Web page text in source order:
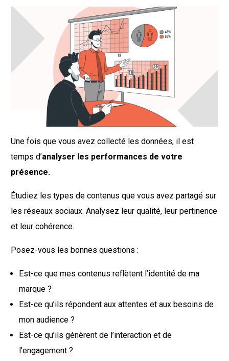
Une fois que vous avez collecté les données, il est
temps d’analyser les performances de votre
présence.
Étudiez les types de contenus que vous avez partagé sur
les réseaux sociaux. Analysez leur qualité, leur pertinence
et leur cohérence.
Posez-vous les bonnes questions :
Est-ce que mes contenus reflètent l’identité de ma
marque ?
Est-ce qu’ils répondent aux attentes et aux besoins de
mon audience ?
Est-ce qu’ils génèrent de l’interaction et de
l’engagement ?